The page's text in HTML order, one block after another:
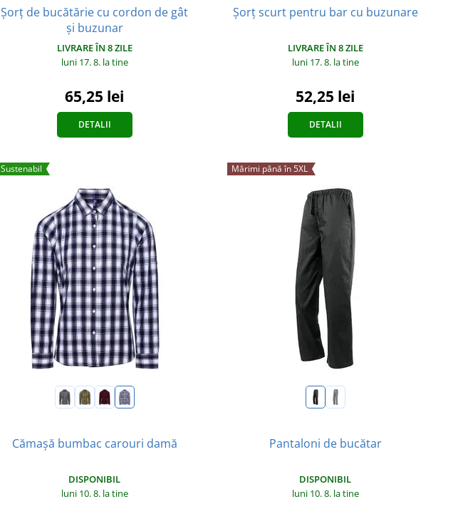
Șorț de bucătărie cu cordon de gât
și buzunar
LIVRARE ÎN 8 ZILE
luni 17. 8. la tine
65,25 lei
DETALII
Șorț scurt pentru bar cu buzunare
LIVRARE ÎN 8 ZILE
luni 17. 8. la tine
52,25 lei
DETALII
Sustenabil
Cămașă bumbac carouri damă
DISPONIBIL
luni 10. 8. la tine
Mărimi până în 5XL
Pantaloni de bucătar
DISPONIBIL
luni 10. 8. la tine